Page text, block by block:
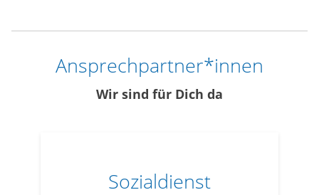
Ansprechpartner*innen
Wir sind für Dich da
Sozialdienst